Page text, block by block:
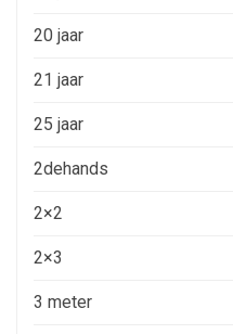
20 jaar
21 jaar
25 jaar
2dehands
2×2
2×3
3 meter